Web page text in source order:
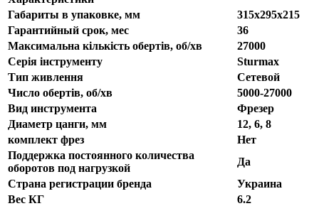
Габариты в упаковке, мм
315x295x215
Гарантийный срок, мес
36
Максимальна кількість обертів, об/хв
27000
Серія інструменту
Sturmax
Тип живлення
Сетевой
Число обертів, об/хв
5000-27000
Вид инструмента
Фрезер
Диаметр цанги, мм
12, 6, 8
комплект фрез
Нет
Поддержка постоянного количества
оборотов под нагрузкой
Да
Страна регистрации бренда
Украина
Вес КГ
6.2